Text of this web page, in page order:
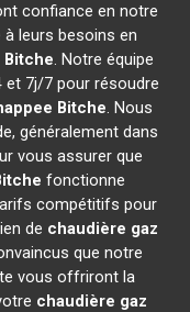
confiance en notre
leurs besoins en
Bitche. Notre équipe
et 7j/7 pour résoudre
Bitche. Nous
généralement dans
vous assurer que
fonctionne
compétitifs pour
de chaudière gaz
que notre
vous offriront la
chaudière gaz